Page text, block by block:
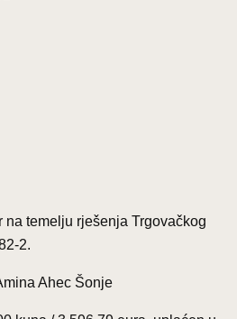
na temelju rješenja Trgovačkog
2.
Ahec Šonje